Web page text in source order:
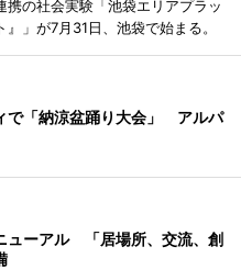
の社会実験「池袋エリアプラッ
」が7月31日、池袋で始まる。
で「納涼盆踊り大会」 アルパ
ューアル 「居場所、交流、創